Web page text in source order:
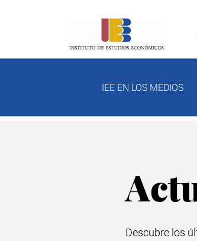
IEE EN LOS MEDIOS
Descubre los